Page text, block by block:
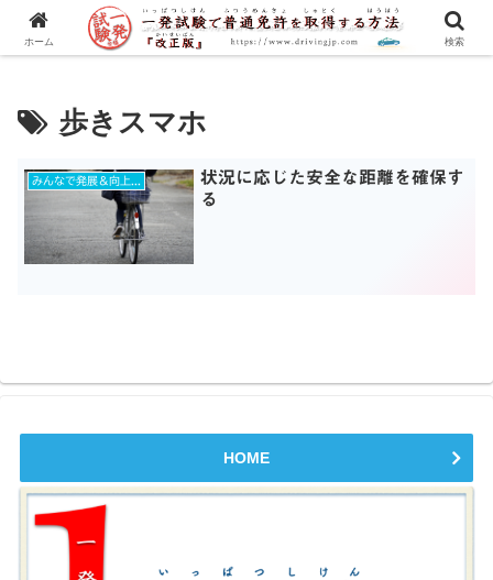
一発試験の流れから合格のコツまで、徹底解説！
歩きスマホ
みんなで発展＆向上を目指す
状況に応じた安全な距離を確保す
る
HOME
ホーム 検索